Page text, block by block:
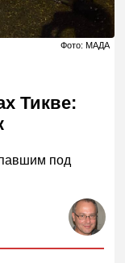
Фото: МАДА
Тикве:
под